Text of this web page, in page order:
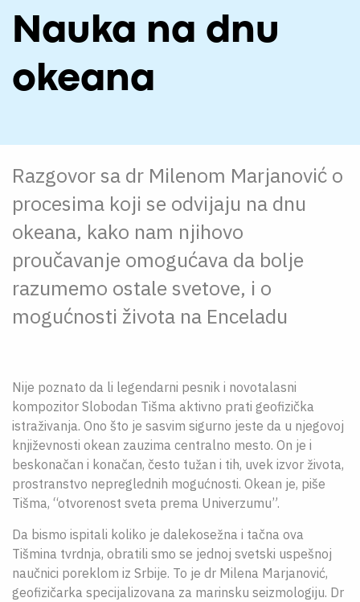
O NAMA
ЋИР
Nauka na dnu
okeana
Razgovor sa dr Milenom Marjanović o
procesima koji se odvijaju na dnu
okeana, kako nam njihovo
proučavanje omogućava da bolje
razumemo ostale svetove, i o
mogućnosti života na Enceladu
Nije poznato da li legendarni pesnik i novotalasni
kompozitor Slobodan Tišma aktivno prati geofizička
istraživanja. Ono što je sasvim sigurno jeste da u njegovoj
književnosti okean zauzima centralno mesto. On je i
beskonačan i konačan, često tužan i tih, uvek izvor života,
prostranstvo nepreglednih mogućnosti. Okean je, piše
Tišma, “otvorenost sveta prema Univerzumu”.
Da bismo ispitali koliko je dalekosežna i tačna ova
Tišmina tvrdnja, obratili smo se jednoj svetski uspešnoj
naučnici poreklom iz Srbije. To je dr Milena Marjanović,
geofizičarka specijalizovana za marinsku seizmologiju. Dr